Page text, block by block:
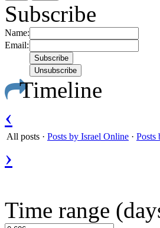
Subscribe
Name:
Email:
Timeline
‹
All posts · Posts by Israel Online · Posts
›
Time range